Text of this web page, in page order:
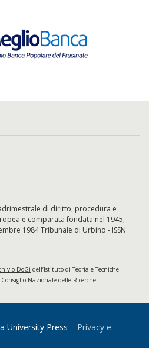
di diritto, procedura e
e comparata fondata nel 1945;
1984 Tribunale di Urbino - ISSN
DoGi dell’Istituto di Teoria e Tecniche
Nazionale delle Ricerche
University Press – Privacy e